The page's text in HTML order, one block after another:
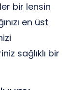
bir lensin
en üst
sağlıklı bir